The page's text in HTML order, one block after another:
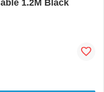
1.2M Black